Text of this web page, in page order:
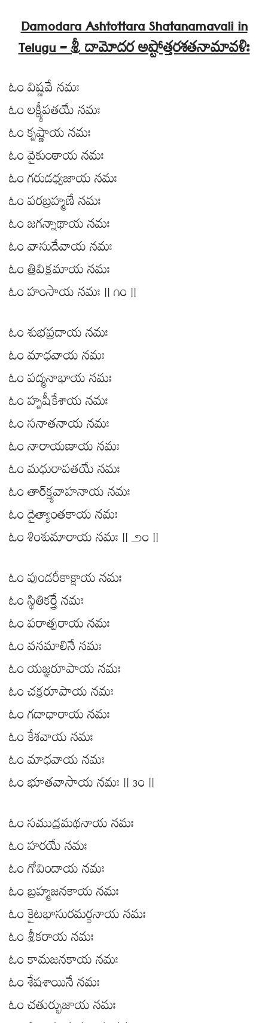
Damodara Ashtottara Shatanamavali in
Telugu – శ్రీ దామోదర అష్టోత్తరశతనామావళిః
ఓం విష్ణవే నమః
ఓం లక్ష్మీపతయే నమః
ఓం కృష్ణాయ నమః
ఓం వైకుంఠాయ నమః
ఓం గరుడధ్వజాయ నమః
ఓం పరబ్రహ్మణే నమః
ఓం జగన్నాథాయ నమః
ఓం వాసుదేవాయ నమః
ఓం త్రివిక్రమాయ నమః
ఓం హంసాయ నమః || ౧౦ ||
ఓం శుభప్రదాయ నమః
ఓం మాధవాయ నమః
ఓం పద్మనాభాయ నమః
ఓం హృషీకేశాయ నమః
ఓం సనాతనాయ నమః
ఓం నారాయణాయ నమః
ఓం మధురాపతయే నమః
ఓం తార్‍క్ష్యవాహనాయ నమః
ఓం దైత్యాంతకాయ నమః
ఓం శింశుమారాయ నమః || ౨౦ ||
ఓం పుండరీకాక్షాయ నమః
ఓం స్థితికర్త్రే నమః
ఓం పరాత్పరాయ నమః
ఓం వనమాలినే నమః
ఓం యజ్ఞరూపాయ నమః
ఓం చక్రరూపాయ నమః
ఓం గదాధారాయ నమః
ఓం కేశవాయ నమః
ఓం మాధవాయ నమః
ఓం భూతవాసాయ నమః || ౩౦ ||
ఓం సముద్రమథనాయ నమః
ఓం హరయే నమః
ఓం గోవిందాయ నమః
ఓం బ్రహ్మజనకాయ నమః
ఓం కైటభాసురమర్దనాయ నమః
ఓం శ్రీకరాయ నమః
ఓం కామజనకాయ నమః
ఓం శేషశాయినే నమః
ఓం చతుర్భుజాయ నమః